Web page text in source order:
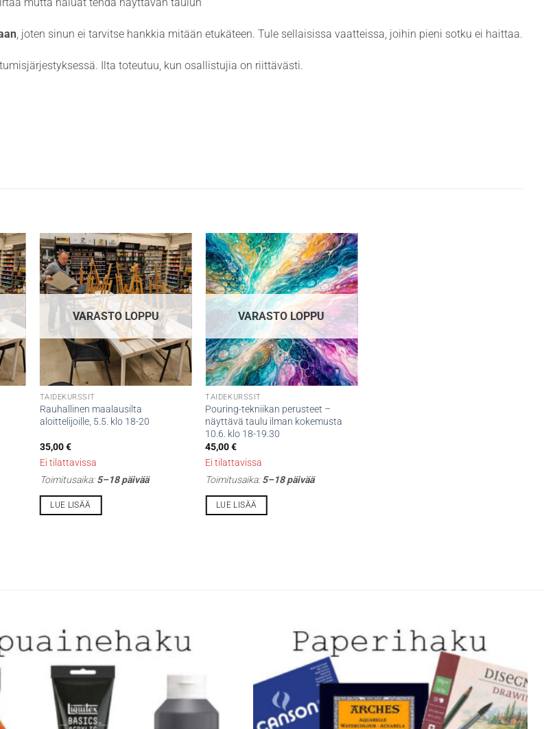
mutta haluat tehdä näyttävän taulun
, joten sinun ei tarvitse hankkia mitään etukäteen. Tule sellaisissa vaatteissa, joihin pieni sotku ei haittaa.
Ilta toteutuu, kun osallistujia on riittävästi.
VARASTO LOPPU
TAIDEKURSSIT
Rauhallinen maalausilta
aloittelijoille, 5.5. klo 18-20
35,00€
Ei tilattavissa
Toimitusaika:5–18 päivää
LUE LISÄÄ
VARASTO LOPPU
TAIDEKURSSIT
Pouring-tekniikan perusteet –
näyttävä taulu ilman kokemusta
10.6. klo 18-19.30
45,00€
Ei tilattavissa
Toimitusaika:5–18 päivää
LUE LISÄÄ